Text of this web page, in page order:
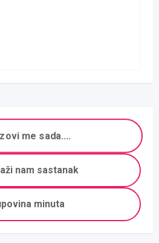
me sada....
nam sastanak
minuta